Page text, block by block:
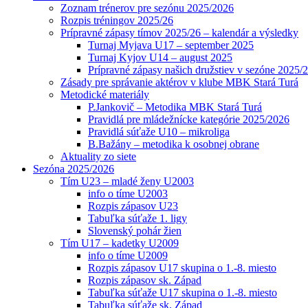
Zoznam trénerov pre sezónu 2025/2026
Rozpis tréningov 2025/26
Prípravné zápasy tímov 2025/26 – kalendár a výsledky
Turnaj Myjava U17 – september 2025
Turnaj Kyjov U14 – august 2025
Prípravné zápasy našich družstiev v sezóne 2025/
Zásady pre správanie aktérov v klube MBK Stará Turá
Metodické materiály
P.Jankovič – Metodika MBK Stará Turá
Pravidlá pre mládežnícke kategórie 2025/2026
Pravidlá súťaže U10 – mikroliga
B.Bažány – metodika k osobnej obrane
Aktuality zo siete
Sezóna 2025/2026
Tím U23 – mladé ženy U2003
info o tíme U2003
Rozpis zápasov U23
Tabuľka súťaže 1. ligy
Slovenský pohár žien
Tím U17 – kadetky U2009
info o tíme U2009
Rozpis zápasov U17 skupina o 1.-8. miesto
Rozpis zápasov sk. Západ
Tabuľka súťaže U17 skupina o 1.-8. miesto
Tabuľka súťaže sk. Západ